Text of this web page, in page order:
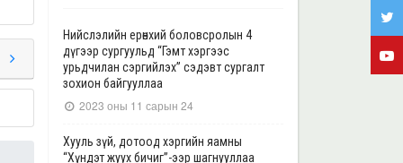
Нийслэлийн ерөнхий боловсролын 4
дүгээр сургуульд “Гэмт хэргээс
урьдчилан сэргийлэх” сэдэвт сургалт
зохион байгууллаа
2023 оны 11 сарын 24
Хууль зүй, дотоод хэргийн яамны
“Хүндэт жуух бичиг”-ээр шагнууллаа